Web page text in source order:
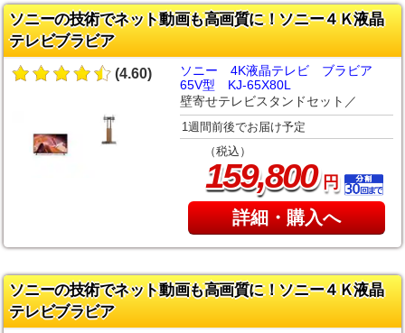
ソニーの技術でネット動画も高画質に！ソニー４Ｋ液晶
テレビブラビア
(4.60)
ソニー 4K液晶テレビ ブラビア
65V型 KJ-65X80L
壁寄せテレビスタンドセット／
1週間前後でお届け予定
（税込）
159,800円
詳細・購入へ
ソニーの技術でネット動画も高画質に！ソニー４Ｋ液晶
テレビブラビア